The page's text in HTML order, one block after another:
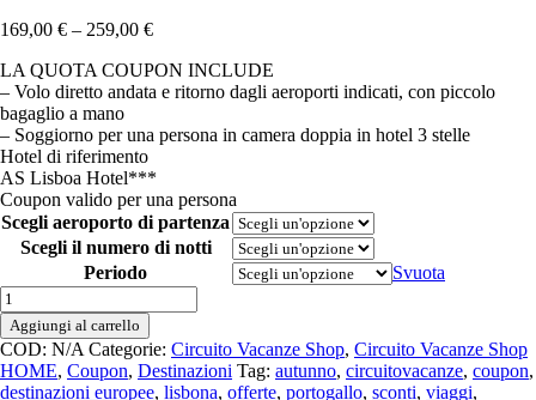
169,00 € – 259,00 €
LA QUOTA COUPON INCLUDE
– Volo diretto andata e ritorno dagli aeroporti indicati, con piccolo
bagaglio a mano
– Soggiorno per una persona in camera doppia in hotel 3 stelle
Hotel di riferimento
AS Lisboa Hotel***
Coupon valido per una persona
Scegli aeroporto di partenza
Scegli il numero di notti
Periodo
Svuota
✈
Lisbona:
Pacchetto
con
volo
Aggiungi al carrello
COD: N/A Categorie: Circuito Vacanze Shop, Circuito Vacanze Shop
HOME, Coupon, Destinazioni Tag: autunno, circuitovacanze, coupon,
destinazioni europee, lisbona, offerte, portogallo, sconti, viaggi,